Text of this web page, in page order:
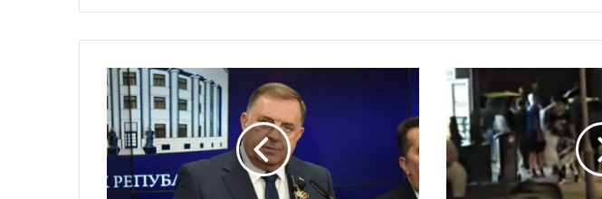
E
a
i
l
a
d
r
D
o
d
i
k
Z
P
o
i
c
i